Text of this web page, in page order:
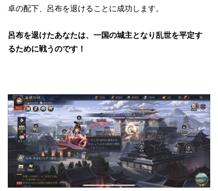
卓の配下、呂布を退けることに成功します。
呂布を退けたあなたは、一国の城主となり乱世を平定す
るために戦うのです！